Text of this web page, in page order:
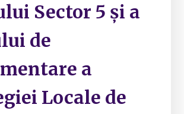
Sector 5 și a
de
a
Locale de